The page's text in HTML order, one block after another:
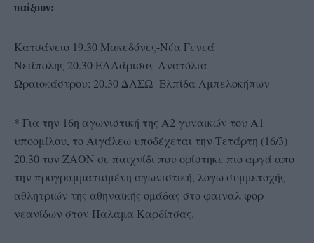
παίξουν:
Κατσάνειο 19.30 Μακεδόνες-Νέα Γενεά
Νεάπολης 20.30 ΕΑΛάρισας-Ανατόλια
Ωραιοκάστρου: 20.30 ΔΑΣΩ- Ελπίδα Αμπελοκήπων
* Για την 16η αγωνιστική της Α2 γυναικών του Α1
υποομίλου, το Αιγάλεω υποδέχεται την Τετάρτη (16/3)
20.30 τον ΖΑΟΝ σε παιχνίδι που ορίστηκε πιο αργά απο
την προγραμματισμένη αγωνιστική, λογω συμμετοχής
αθλητριών της αθηναϊκής ομάδας στο φαιναλ φορ
νεανίδων στον Παλαμα Καρδίτσας.